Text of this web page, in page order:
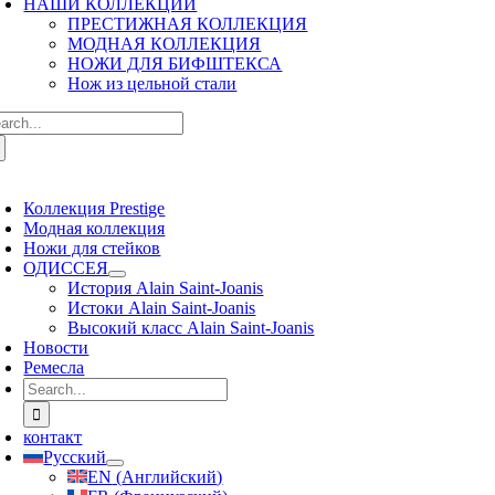
НАШИ КОЛЛЕКЦИИ
ПРЕСТИЖНАЯ КОЛЛЕКЦИЯ
МОДНАЯ КОЛЛЕКЦИЯ
НОЖИ ДЛЯ БИФШТЕКСА
Нож из цельной стали
Коллекция Prestige
Модная коллекция
Ножи для стейков
ОДИССЕЯ
История Alain Saint-Joanis
Истоки Alain Saint-Joanis
Высокий класс Alain Saint-Joanis
Новости
Ремесла
Search
for:
контакт
Русский
EN (Английский)